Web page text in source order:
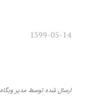
1399-05-14
ارسال شدهتوسط مدیر وبگاه